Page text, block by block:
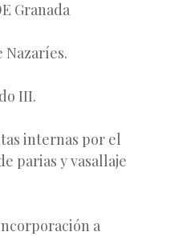
Granada
Nazaríes.
III.
internas por el
parias y vasallaje
a